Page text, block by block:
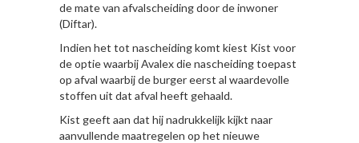
de mate van afvalscheiding door de inwoner
(Diftar).
Indien het tot nascheiding komt kiest Kist voor
de optie waarbij Avalex die nascheiding toepast
op afval waarbij de burger eerst al waardevolle
stoffen uit dat afval heeft gehaald.
Kist geeft aan dat hij nadrukkelijk kijkt naar
aanvullende maatregelen op het nieuwe